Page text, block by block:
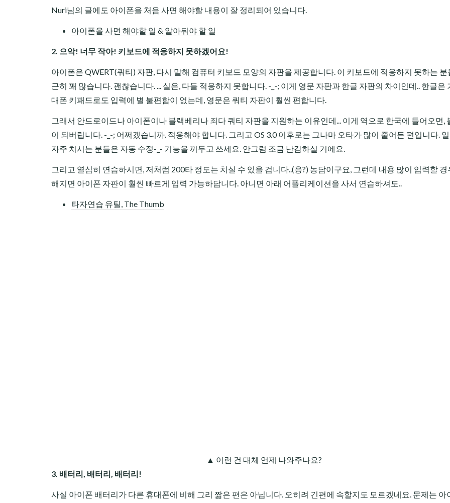
Nuri님의 글에도 아이폰을 처음 사면 해야할 내용이 잘 정리되어 있습니다.
아이폰을 사면 해야할 일 & 알아둬야 할 일
2. 으악! 너무 작아! 키보드에 적응하지 못하겠어요!
아이폰은 QWERT(쿼티) 자판, 다시 말해 컴퓨터 키보드 모양의 자판을 제공합니다. 이 키보드에 적응하지 못하는 분
근히 꽤 많습니다. 괜찮습니다. ... 실은, 다들 적응하지 못합니다. -_-; 이게 영문 자판과 한글 자판의 차이인데.. 한글은
대폰 키패드로도 입력에 별 불편함이 없는데, 영문은 쿼티 자판이 훨씬 편합니다.
그래서 안드로이드나 아이폰이나 블랙베리나 죄다 쿼티 자판을 지원하는 이유인데... 이게 역으로 한국에 들어오면,
이 되버립니다. -_-; 어쩌겠습니까. 적응해야 합니다. 그리고 OS 3.0 이후로는 그나마 오타가 많이 줄어든 편입니다.
자주 치시는 분들은 자동 수정-_- 기능을 꺼두고 쓰세요. 안그럼 조금 난감하실 거에요.
그리고 열심히 연습하시면, 저처럼 200타 정도는 치실 수 있을 겁니다..(응?) 농담이구요, 그런데 내용 많이 입력할 경
해지면 아이폰 자판이 훨씬 빠르게 입력 가능하답니다. 아니면 아래 어플리케이션을 사서 연습하셔도..
타자연습 유틸, The Thumb
▲ 이런 건 대체 언제 나와주나요?
3. 배터리, 배터리, 배터리!
사실 아이폰 배터리가 다른 휴대폰에 비해 그리 짧은 편은 아닙니다. 오히려 긴편에 속할지도 모르겠네요. 문제는 아